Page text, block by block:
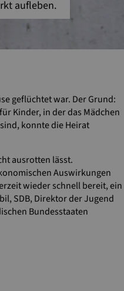
aufleben.
geflüchtet war. Der Grund:
Kinder, in der das Mädchen
konnte die Heirat
ausrotten lässt.
Auswirkungen
wieder schnell bereit, ein
SDB, Direktor der Jugend
Bundesstaaten